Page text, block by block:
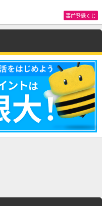
事前登録くじ